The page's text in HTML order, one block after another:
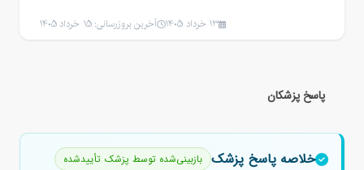
13 خرداد 1405 آخرین بروزرسانی: 15 خرداد 1405
پاسخ پزشکان
خلاصه پاسخ پزشک بازبینی‌شده توسط پزشک تأییدشده